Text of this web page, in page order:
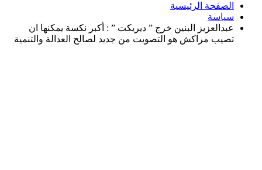
الصفحة الرئيسية
سياسة
عبدالعزيز البنين خرج ” ديريكت ” : أكبر نكسة يمكنها ان
تصيب مراكش هو التصويت من جديد لصالح العدالة والتنمية